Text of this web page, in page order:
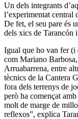
Un dels integrants
l’experimentat central
De fet, el seu pare és
dels xics de Tarancón
Igual que ho van fer (i
com Mariano
Arruabarrena, entre
tècnics de la Cantera
fora dels terrenys de
però ha començat
molt de marge de
reflexos”, explica